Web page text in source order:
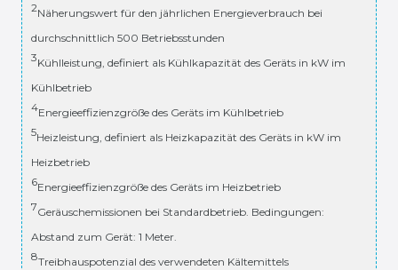
2Näherungswert für den jährlichen Energieverbrauch bei
durchschnittlich 500 Betriebsstunden
3Kühlleistung, definiert als Kühlkapazität des Geräts in kW im
Kühlbetrieb
4Energieeffizienzgröße des Geräts im Kühlbetrieb
5Heizleistung, definiert als Heizkapazität des Geräts in kW im
Heizbetrieb
6Energieeffizienzgröße des Geräts im Heizbetrieb
7Geräuschemissionen bei Standardbetrieb. Bedingungen:
Abstand zum Gerät: 1 Meter.
8Treibhauspotenzial des verwendeten Kältemittels